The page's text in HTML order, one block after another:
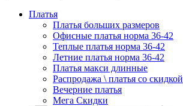
Платья
Платья больших размеров
Офисные платья норма 36-42
Теплые платья норма 36-42
Летние платья норма 36-42
Платья макси длинные
Распродажа \ платья со скидкой
Вечерние платья
Мега Скидки